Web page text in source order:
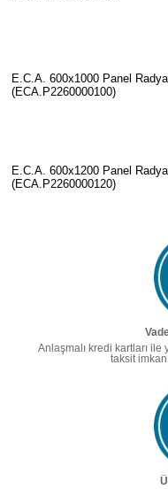
E.C.A. 600x1000 Panel
(ECA.P2260000100)
E.C.A. 600x1200 Panel
(ECA.P2260000120)
Anlaşmalı kredi kartları ile
taksit